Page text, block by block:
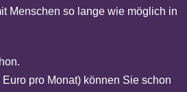
Menschen so lange wie möglich in
pro Monat) können Sie schon